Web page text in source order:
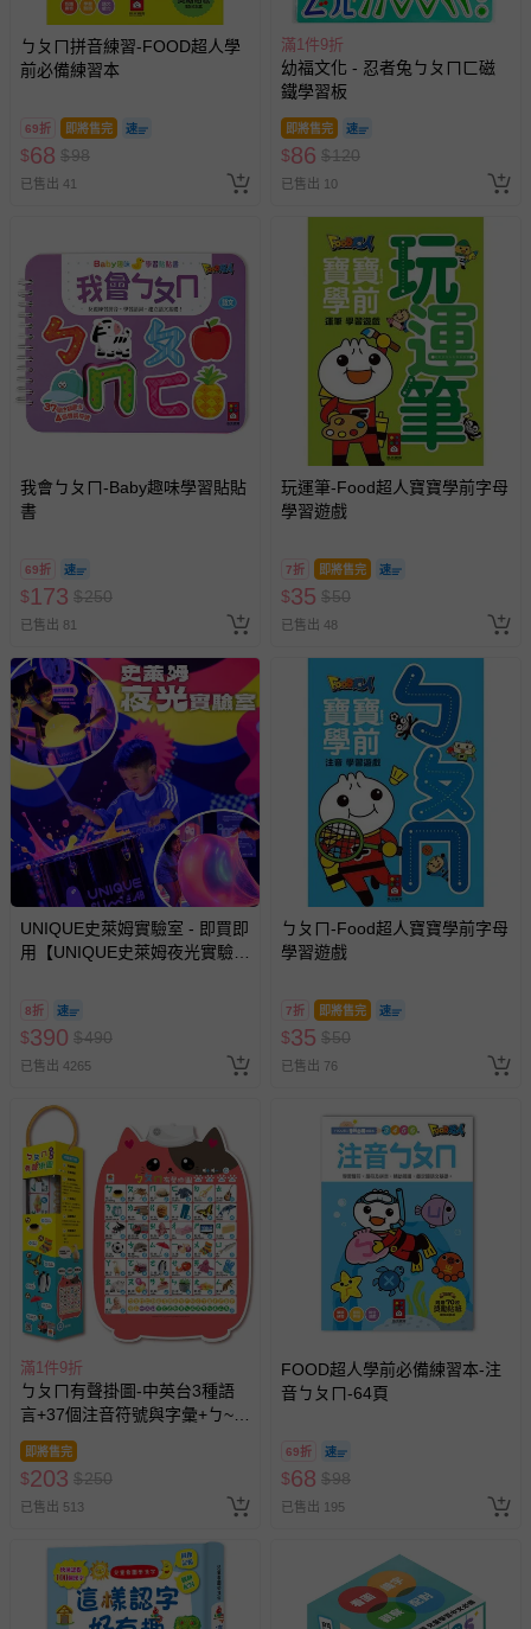
留商品未達活動門檻，將以原價計算，活動贈品亦需一併退
回。
部分商品依據消費者保護法的規定，不適用七天鑑賞期/猶
豫期範圍：
易於腐敗、保存期限較短或解約時即將逾期（例如生鮮
客製化商品（例如客製生日書、姓名貼等）。
報紙、期刊或雜誌（惟書籍如經拆封、使用，則酌收整
新費用）。
經消費者拆封之影音商品或電腦軟體（例如 DVD、CD
等）。
非以有形媒介提供之數位內容或一經提供即為完成之線
上服務，經消費者事先同意始提供（例如線上課程、遊
戲或活動點數等）。
-個人衛生用品（例如尿布、貼身衣物、泳裝、襪子、地
褲、紗布衣等）。
-接觸性孕哺產品（奶嘴、奶瓶、擠乳器、哺乳衣、托腹
帶束縛衣、餐搖椅等）。
示字句等說明貼紙、封條者。
國際航空、客運、訂房等服務。
相關的退換貨辦理流程，可詳見： 退換貨 & 退款問題
其他常見問題：
運送服務：目前提供的運送僅限台灣本島。如您位於離島地
區，可能會無法配送，或須依據商品需加收離島運費。廠商
亦保留出貨與否的權利。離島、偏遠地區、樓層親送等加價
費用，可能會另需加收。
已出貨通知之訊息為主。
如您收到商品，請依正常流程檢查是否完好，若商品遇瑕疵
情形，您可申請更換新品或退貨，請見：
。
若您對於會員帳號、商品訂購與資訊、購物流程、付款方
式、折價券與購物金的使用、退貨及商品運送方式等有疑
問，你可詳見： 媽咪愛客服中心
預購商品：預購為海外同步代購，遇缺貨即會通知媽咪並協
助取消退款事宜。
商品如因「價格、組合」等錯誤原因，導致無法安排出貨，
會主動以簡訊及mail通知訂單取消事宜，並將提供適當補
償。
ㄅㄆㄇ拼音練習-FOOD超人學
前必備練習本
69折 即將售完
$68 $98
已售出 41
滿1件9折
幼福文化 - 忍者兔ㄅㄆㄇㄈ磁
鐵學習板
即將售完
$86 $120
已售出 10
我會ㄅㄆㄇ-Baby趣味學習貼貼
書
69折
$173 $250
已售出 81
玩運筆-Food超人寶寶學前字母
學習遊戲
7折 即將售完
$35 $50
已售出 48
UNIQUE史萊姆實驗室 - 即買即
用【UNIQUE史萊姆夜光實驗室
人小孩均一價(3歲以上需購票))
8折
$390 $490
已售出 4265
ㄅㄆㄇ-Food超人寶寶學前字母
學習遊戲
7折 即將售完
$35 $50
已售出 76
滿1件9折
ㄅㄆㄇ有聲掛圖-中英台3種語
言+37個注音符號與字彙+ㄅ~ㄦ
連續跟讀語音+2首律動性兒歌
+互動問答遊戲
即將售完
$203 $250
已售出 513
FOOD超人學前必備練習本-注
音ㄅㄆㄇ-64頁
69折
$68 $98
已售出 195